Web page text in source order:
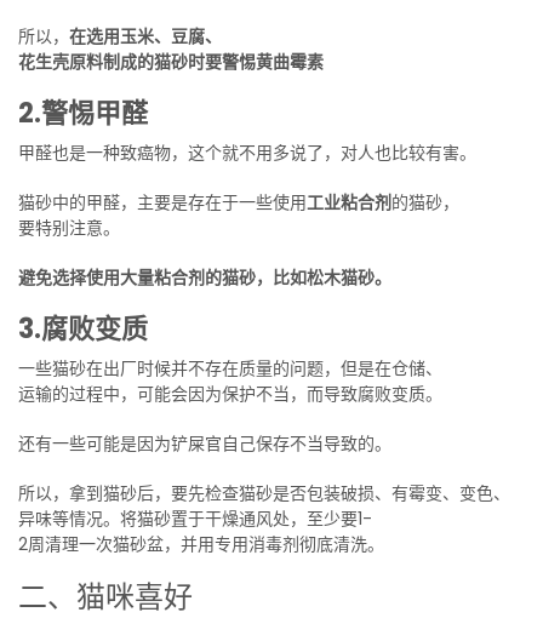
所以， 在选用玉米、豆腐、
花生壳原料制成的猫砂时要警惕黄曲霉素
2.警惕甲醛
甲醛也是一种致癌物，这个就不用多说了，对人也比较有害。
猫砂中的甲醛，主要是存在于一些使用工业粘合剂的猫砂，
要特别注意。
避免选择使用大量粘合剂的猫砂，比如松木猫砂。
3.腐败变质
一些猫砂在出厂时候并不存在质量的问题，但是在仓储、
运输的过程中，可能会因为保护不当，而导致腐败变质。
还有一些可能是因为铲屎官自己保存不当导致的。
所以，拿到猫砂后，要先检查猫砂是否包装破损、有霉变、变色、
异味等情况。将猫砂置于干燥通风处，至少要1-
2周清理一次猫砂盆，并用专用消毒剂彻底清洗。
二、猫咪喜好